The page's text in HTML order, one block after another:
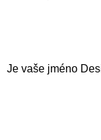
Je vaše jméno